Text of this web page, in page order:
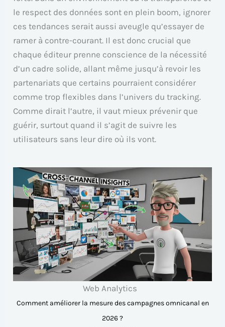
le respect des données sont en plein boom, ignorer
ces tendances serait aussi aveugle qu’essayer de
ramer à contre-courant. Il est donc crucial que
chaque éditeur prenne conscience de la nécessité
d’un cadre solide, allant même jusqu’à revoir les
partenariats que certains pourraient considérer
comme trop flexibles dans l’univers du tracking.
Comme dirait l’autre, il vaut mieux prévenir que
guérir, surtout quand il s’agit de suivre les
utilisateurs sans leur dire où ils vont.
Web Analytics
Comment améliorer la mesure des campagnes omnicanal en
2026 ?